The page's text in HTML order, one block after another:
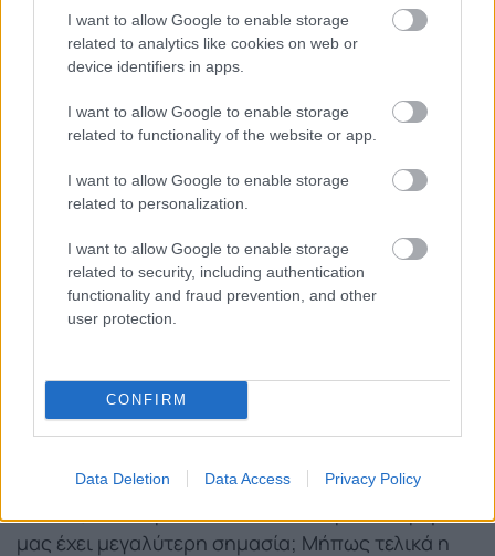
I want to allow Google to enable storage
related to analytics like cookies on web or
device identifiers in apps.
I want to allow Google to enable storage
related to functionality of the website or app.
I want to allow Google to enable storage
related to personalization.
I want to allow Google to enable storage
related to security, including authentication
functionality and fraud prevention, and other
user protection.
CONFIRM
Data Deletion Data Access Privacy Policy
παρέχοντας τη δυνατότητα κοινής χρήσης
δεδομένων σε πραγματικό χρόνο.
Μήπως να κάνουμε ένα βήμα πίσω;
αποτελούν ένα σημαντικό βοηθητικό εργαλείο,
ωστόσο υπάρχει και ο αντίλογος, ο οποίος
σχετίζεται με τον τρόπο που αξιολογείται η
απόδοση. Άνθρωποι, όπως ο Κώστας και
οργανισμοί μικρού μεγέθους, όπως το γραφείο
του, χρειάζονται πάντα την τεχνολογία να τους
Μήπως αντί για πόσα πράγματα έχουμε κάνει,
κάνοντας «τικ σε ψηφιακά κουτάκια», έχει
παραμέτρους που έχουν μεγαλύτερο νόημα;
Μήπως το αν ήμασταν πιο καινοτόμοι στη μέρα
μας έχει μεγαλύτερη σημασία; Μήπως τελικά η